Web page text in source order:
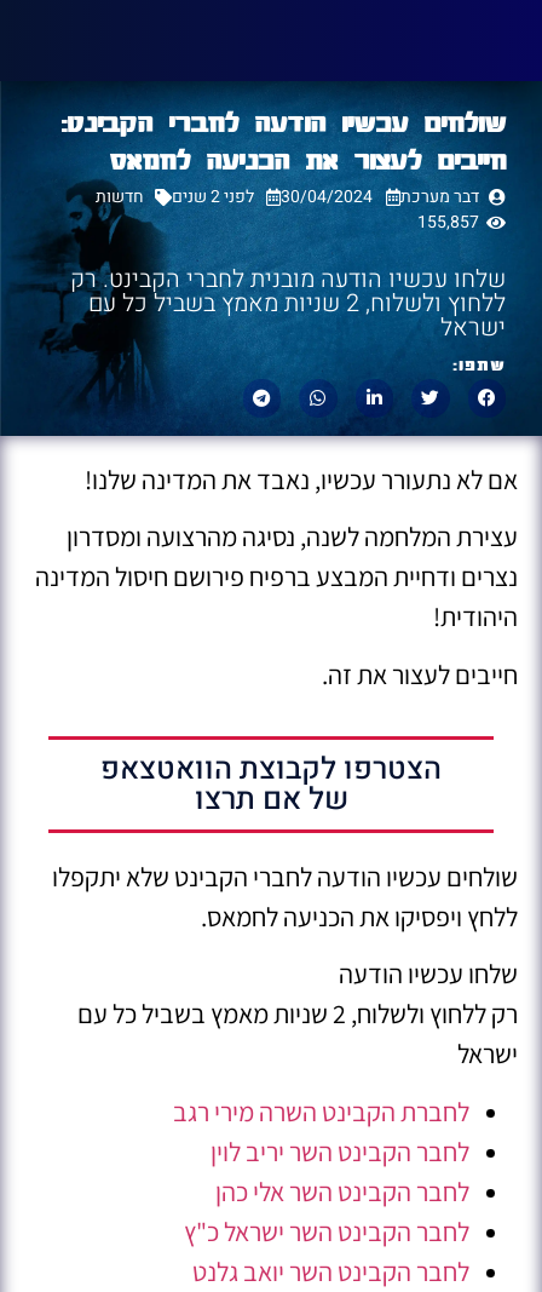
שולחים עכשיו הודעה לחברי הקבינט:
חייבים לעצור את הכניעה לחמאס
דבר מערכת 30/04/2024 לפני 2 שנים
חדשות
155,857
שלחו עכשיו הודעה מובנית לחברי הקבינט. רק
ללחוץ ולשלוח, 2 שניות מאמץ בשביל כל עם
ישראל
שתפו:
אם לא נתעורר עכשיו, נאבד את המדינה שלנו!
עצירת המלחמה לשנה, נסיגה מהרצועה ומסדרון
נצרים ודחיית המבצע ברפיח פירושם חיסול המדינה
היהודית!
חייבים לעצור את זה.
הצטרפו לקבוצת הוואטצאפ
של אם תרצו
שולחים עכשיו הודעה לחברי הקבינט שלא יתקפלו
ללחץ ויפסיקו את הכניעה לחמאס.
שלחו עכשיו הודעה
רק ללחוץ ולשלוח, 2 שניות מאמץ בשביל כל עם
ישראל
לחברת הקבינט השרה מירי רגב
לחבר הקבינט השר יריב לוין
לחבר הקבינט השר אלי כהן
לחבר הקבינט השר ישראל כ"ץ
לחבר הקבינט השר יואב גלנט